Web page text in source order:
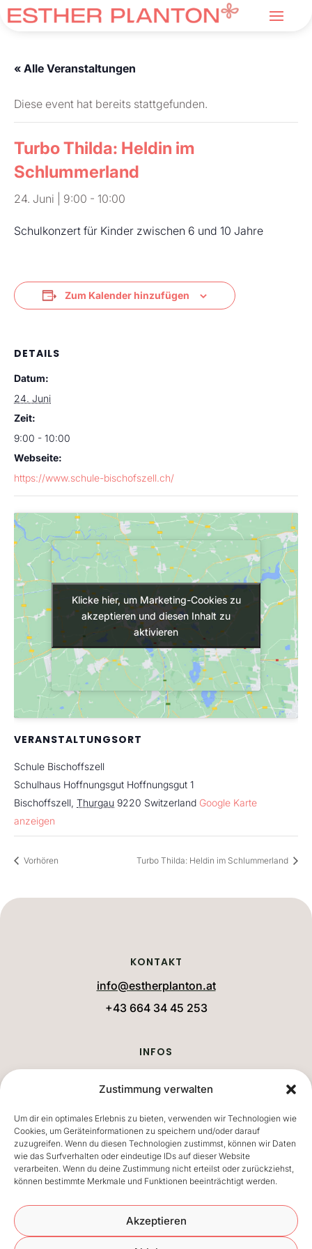
Zustimmung verwalten
Um dir ein optimales Erlebnis zu bieten, verwenden wir Technologien wie
Cookies, um Geräteinformationen zu speichern und/oder darauf
zuzugreifen. Wenn du diesen Technologien zustimmst, können wir Daten
wie das Surfverhalten oder eindeutige IDs auf dieser Website
verarbeiten. Wenn du deine Zustimmung nicht erteilst oder zurückziehst,
können bestimmte Merkmale und Funktionen beeinträchtigt werden.
Akzeptieren
« Alle Veranstaltungen
Diese event hat bereits stattgefunden.
Turbo Thilda: Heldin im
Schlummerland
24. Juni | 9:00 - 10:00
Schulkonzert für Kinder zwischen 6 und 10 Jahre
Zum Kalender hinzufügen
DETAILS
Datum:
24. Juni
Zeit:
9:00 - 10:00
Webseite:
https://www.schule-bischofszell.ch/
VERANSTALTUNGSORT
Schule Bischoffszell
Schulhaus Hoffnungsgut Hoffnungsgut 1
Bischoffszell, Thurgau 9220 Switzerland Google Karte
anzeigen
Klicke hier, um Marketing-Cookies zu
akzeptieren und diesen Inhalt zu
aktivieren
Klicke hier, um Marketing-Cookies zu
akzeptieren und diesen Inhalt zu
aktivieren
Vorhören Turbo Thilda: Heldin im Schlummerland
KONTAKT
info@estherplanton.at
+43 664 34 45 253
INFOS
AGB|Datenschutz
FOLGE MIR AUF
LinkedIn
Instagram&Facebook
2026 © ESTHER PLANTON